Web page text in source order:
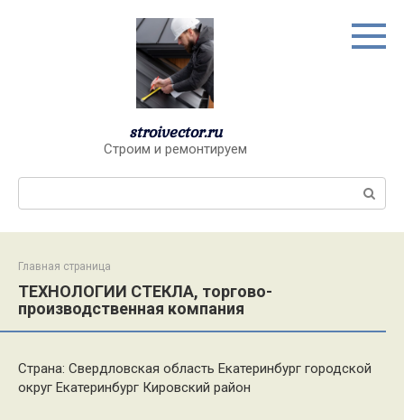
stroivector.ru
Строим и ремонтируем
Главная страница
ТЕХНОЛОГИИ СТЕКЛА, торгово-
производственная компания
Страна: Свердловская область Екатеринбург городской
округ Екатеринбург Кировский район